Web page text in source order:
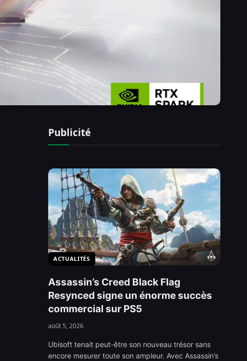
Publicité
ACTUALITÉS
Assassin’s Creed Black Flag
Resynced signe un énorme succès
commercial sur PS5
août 5, 2026
Ubisoft tenait peut-être son nouveau trésor sans
encore mesurer toute son ampleur. Avec Assassin’s